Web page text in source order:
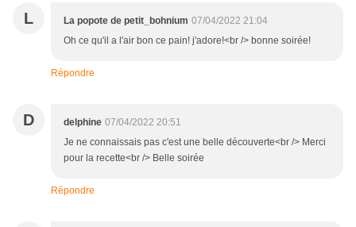
L La popote de petit_bohnium 07/04/2022 21:04
Oh ce qu'il a l'air bon ce pain! j'adore!<br /> bonne soirée!
Répondre
D delphine 07/04/2022 20:51
Je ne connaissais pas c'est une belle découverte<br /> Merci
pour la recette<br /> Belle soirée
Répondre